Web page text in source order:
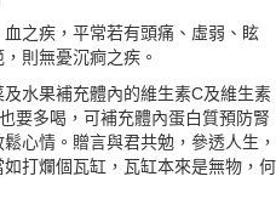
之疾，平常若有頭痛、虛弱、眩
則無憂沉痾之疾。
水果補充體內的維生素C及維生素
要多喝，可補充體內蛋白質預防腎
心情。贈言與君共勉，參透人生，
打爛個瓦缸，瓦缸本來是無物，何